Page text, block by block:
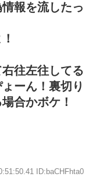
報を流したっ
往左往してる
ーん！裏切り
合かボケ！
ID:baCHFhta0